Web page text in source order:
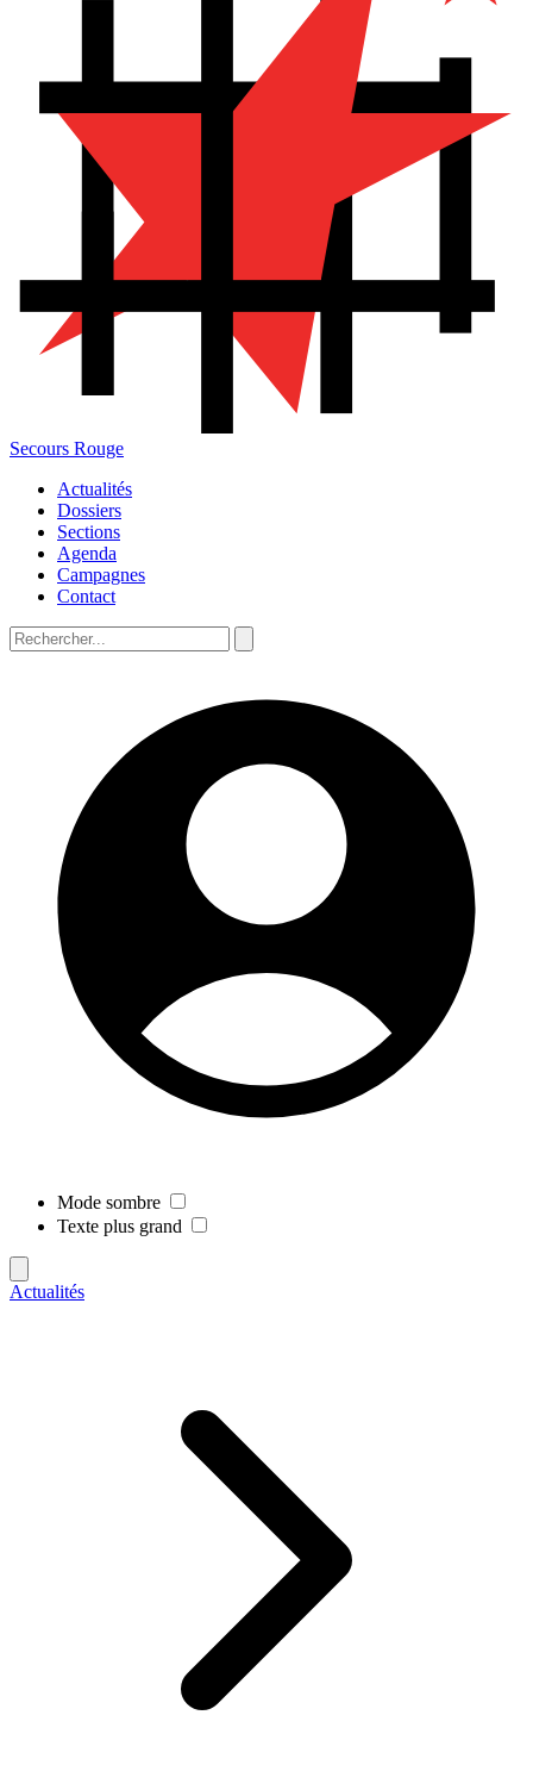
Secours Rouge
Actualités
Dossiers
Sections
Agenda
Campagnes
Contact
Mode sombre
Texte plus grand
Actualités